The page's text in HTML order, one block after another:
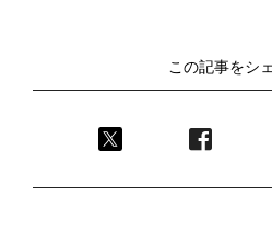
この記事をシ